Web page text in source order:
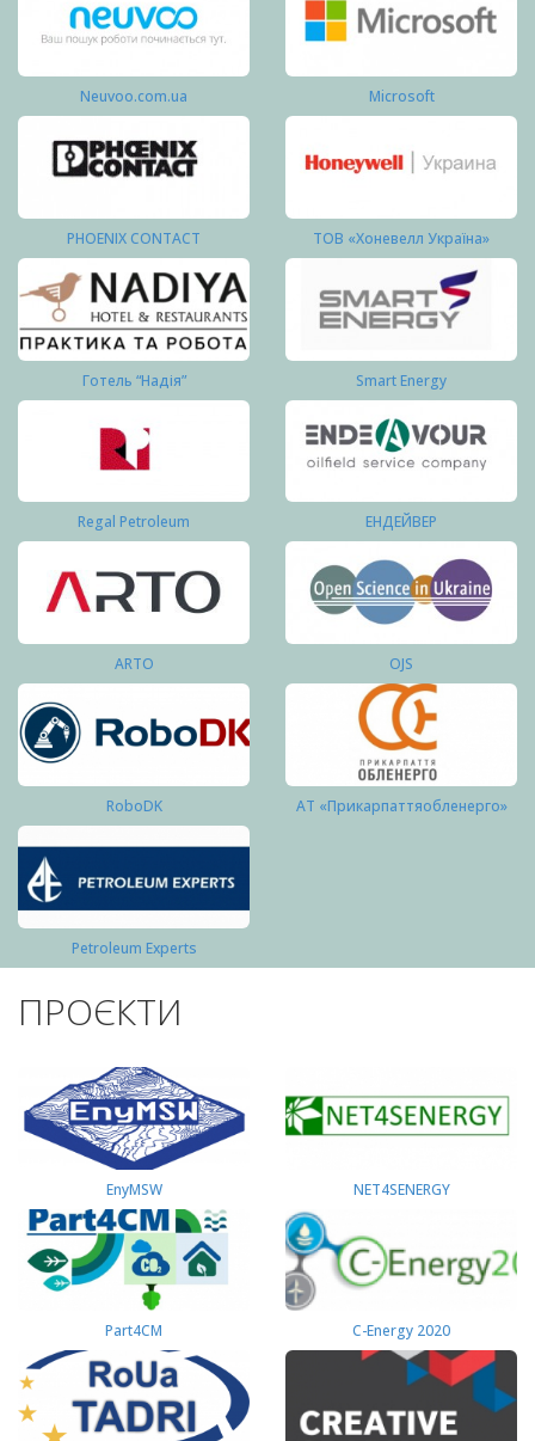
Neuvoo.com.ua Microsoft
PHOENIX CONTACT ТОВ «Хоневелл Україна»
Готель “Надія” Smart Energy
Regal Petroleum ЕНДЕЙВЕР
ARTO OJS
RoboDK АТ «Прикарпаттяобленерго»
Petroleum Experts
ПРОЄКТИ
EnyMSW NET4SENERGY
Part4СМ C-Energy 2020